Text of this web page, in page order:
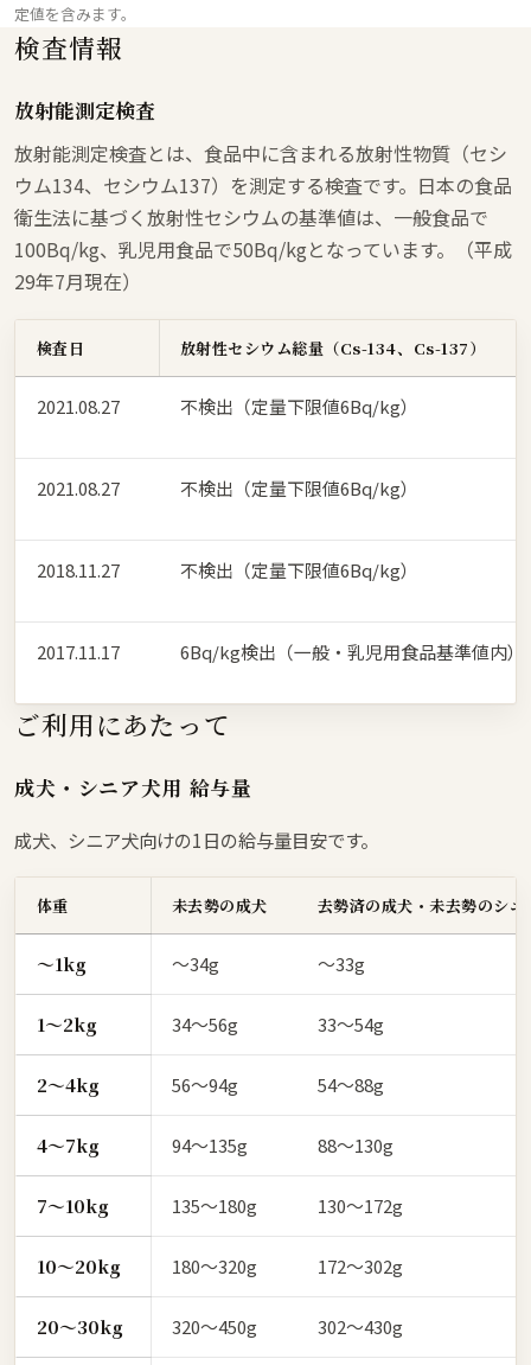
定値を含みます。
検査情報
放射能測定検査
放射能測定検査とは、食品中に含まれる放射性物質（セシ
ウム134、セシウム137）を測定する検査です。日本の食品
衛生法に基づく放射性セシウムの基準値は、一般食品で
100Bq/kg、乳児用食品で50Bq/kgとなっています。（平成
29年7月現在）
検査日 放射性セシウム総量（Cs-134、Cs-137）
2021.08.27 不検出（定量下限値6Bq/kg）
2021.08.27 不検出（定量下限値6Bq/kg）
2018.11.27 不検出（定量下限値6Bq/kg）
2017.11.17 6Bq/kg検出（一般・乳児用食品基準値内）
ご利用にあたって
成犬・シニア犬用 給与量
成犬、シニア犬向けの1日の給与量目安です。
体重 未去勢の成犬 去勢済の成犬・未去勢のシニ
〜1kg 〜34g 〜33g
1〜2kg 34〜56g 33〜54g
2〜4kg 56〜94g 54〜88g
4〜7kg 94〜135g 88〜130g
7〜10kg 135〜180g 130〜172g
10〜20kg 180〜320g 172〜302g
20〜30kg 320〜450g 302〜430g